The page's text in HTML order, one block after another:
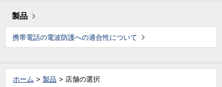
製品
携帯電話の電波防護への適合性について
ホーム 製品 店舗の選択